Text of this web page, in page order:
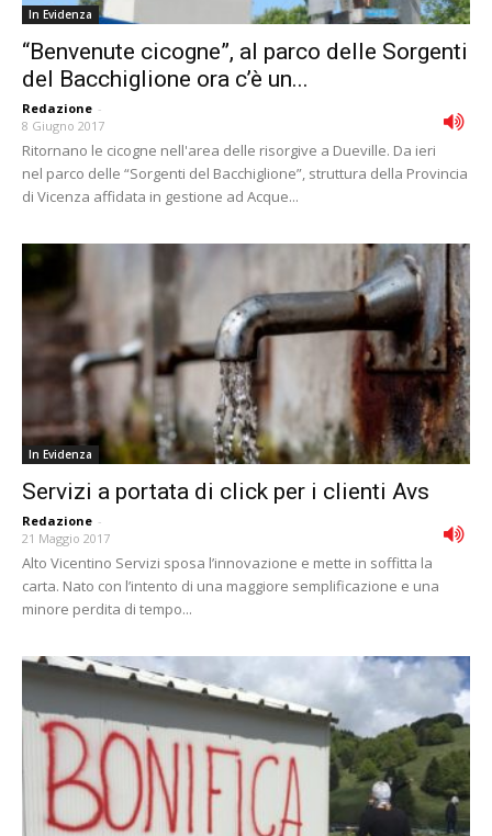
In Evidenza
“Benvenute cicogne”, al parco delle Sorgenti
del Bacchiglione ora c’è un...
Redazione -
8 Giugno 2017
Ritornano le cicogne nell'area delle risorgive a Dueville. Da ieri
nel parco delle “Sorgenti del Bacchiglione”, struttura della Provincia
di Vicenza affidata in gestione ad Acque...
In Evidenza
Servizi a portata di click per i clienti Avs
Redazione -
21 Maggio 2017
Alto Vicentino Servizi sposa l’innovazione e mette in soffitta la
carta. Nato con l’intento di una maggiore semplificazione e una
minore perdita di tempo...